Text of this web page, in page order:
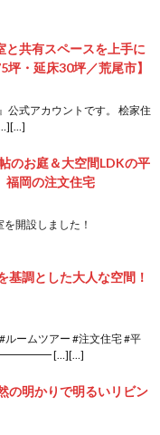
と共有スペースを上手に
・延床30坪／荒尾市】
公式アカウントです。 桧家住
のお庭＆大空間LDKの平
福岡の注文住宅
を開設しました！
基調とした大人な空間！
ルームツアー #注文住宅 #平
[…][…]
の明かりで明るいリビン